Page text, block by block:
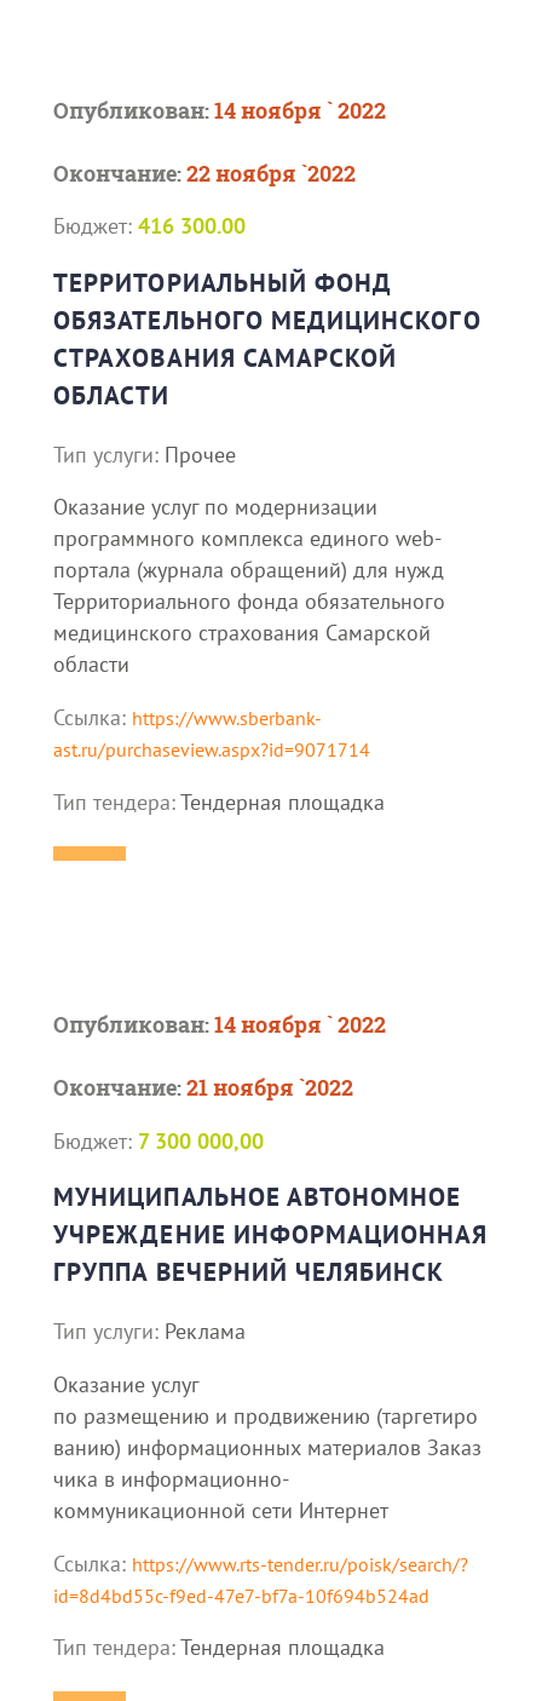
Опубликован:14 ноября ` 2022
Окончание:22 ноября `2022
Бюджет: 416 300.00
ТЕРРИТОРИАЛЬНЫЙ ФОНД
ОБЯЗАТЕЛЬНОГО МЕДИЦИНСКОГО
СТРАХОВАНИЯ САМАРСКОЙ
ОБЛАСТИ
Тип услуги: Прочее
Оказание услуг по модернизации
программного комплекса единого web-
портала (журнала обращений) для нужд
Территориального фонда обязательного
медицинского страхования Самарской
области
Ссылка: https://www.sberbank-
ast.ru/purchaseview.aspx?id=9071714
Тип тендера:Тендерная площадка
Опубликован:14 ноября ` 2022
Окончание:21 ноября `2022
Бюджет: 7 300 000,00
МУНИЦИПАЛЬНОЕ АВТОНОМНОЕ
УЧРЕЖДЕНИЕ ИНФОРМАЦИОННАЯ
ГРУППА ВЕЧЕРНИЙ ЧЕЛЯБИНСК
Тип услуги: Реклама
Оказание услуг
по размещению и продвижению (таргетиро
ванию) информационных материалов Заказ
чика в информационно-
коммуникационной сети Интернет
Ссылка: https://www.rts-tender.ru/poisk/search/?
id=8d4bd55c-f9ed-47e7-bf7a-10f694b524ad
Тип тендера:Тендерная площадка